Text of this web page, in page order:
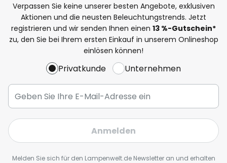
Verpassen Sie keine unserer besten Angebote, exklusiven
Aktionen und die neusten Beleuchtungstrends. Jetzt
registrieren und wir senden Ihnen einen 13 %-Gutschein*
zu, den Sie bei Ihrem ersten Einkauf in unserem Onlineshop
einlösen können!
Privatkunde Unternehmen
Anmelden
Melden Sie sich für den Lampenwelt.de Newsletter an und erhalten